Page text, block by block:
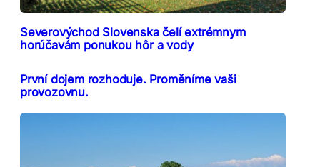
Severovýchod Slovenska čelí extrémnym
horúčavám ponukou hôr a vody
První dojem rozhoduje. Proměníme vaši
provozovnu.